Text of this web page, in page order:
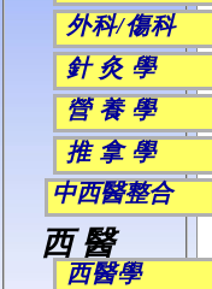
外科/傷科
針 灸 學
營 養 學
推 拿 學
中西醫整合
西 醫
西醫學